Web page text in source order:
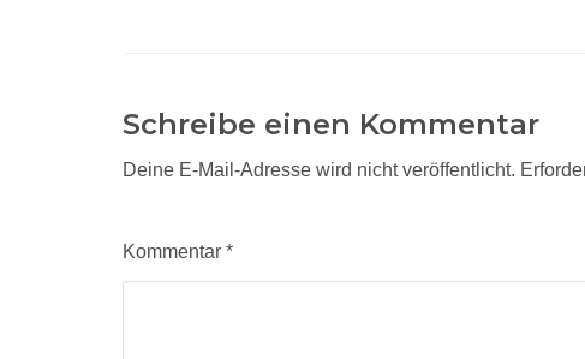
Schreibe einen Kommentar
Deine E-Mail-Adresse wird nicht veröffentlicht.
Kommentar *